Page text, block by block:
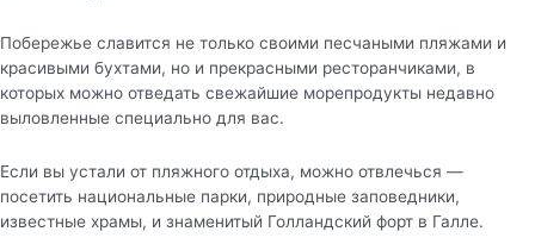
Побережье славится не только своими песчаными пляжами и
красивыми бухтами, но и прекрасными ресторанчиками, в
которых можно отведать свежайшие морепродукты недавно
выловленные специально для вас.
Если вы устали от пляжного отдыха, можно отвлечься —
посетить национальные парки, природные заповедники,
известные храмы, и знаменитый Голландский форт в Галле.